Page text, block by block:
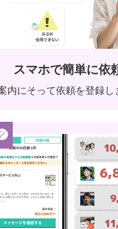
スマホで簡単に依
内にそって依頼を登録し